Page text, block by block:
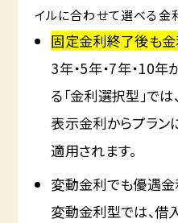
イルに合わせて選べる金
固定金利終了後も
3年・5年・7年・10
る「金利選択型」で
表示金利からプラン
適用されます。
変動金利でも優遇
変動金利型では、借